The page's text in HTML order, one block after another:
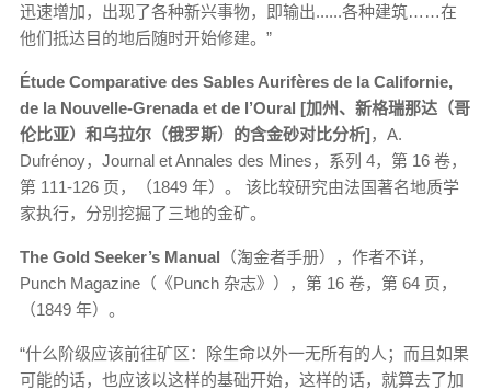
迅速增加，出现了各种新兴事物，即输出......各种建筑……在
他们抵达目的地后随时开始修建。”
Étude Comparative des Sables Aurifères de la Californie,
de la Nouvelle-Grenada et de l’Oural [加州、新格瑞那达（哥
伦比亚）和乌拉尔（俄罗斯）的含金砂对比分析]，A.
Dufrénoy，Journal et Annales des Mines，系列 4，第 16 卷，
第 111-126 页，（1849 年）。 该比较研究由法国著名地质学
家执行，分别挖掘了三地的金矿。
The Gold Seeker’s Manual （淘金者手册），作者不详，
Punch Magazine（《Punch 杂志》），第 16 卷，第 64 页，
（1849 年）。
“什么阶级应该前往矿区：除生命以外一无所有的人；而且如果
可能的话，也应该以这样的基础开始，这样的话，就算去了加